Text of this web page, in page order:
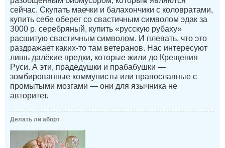
сейчас. Скупать маечки и балахончики с коловратами,
купить себе оберег со свастичным символом эдак за
3000 р. серебряный, купить «русскую рубаху»
расшитую свастичным символом. И плевать, что это
раздражает каких-то там ветеранов. Нас интересуют
лишь далёкие предки, которые жили до Крещения
Руси. А эти, прадедушки и прабабушки —
зомбированные коммунисты или православные с
промытыми мозгами — они для язычника не
авторитет.
Делать ли аборт